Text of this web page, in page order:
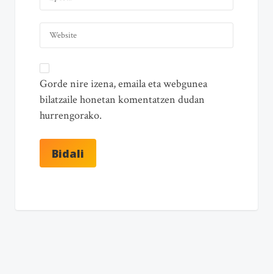
Gorde nire izena, emaila eta webgunea
bilatzaile honetan komentatzen dudan
hurrengorako.